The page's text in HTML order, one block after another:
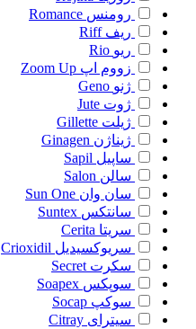
رومنس Romance
ریف Riff
ریو Rio
زووم اپ Zoom Up
ژنو Geno
ژوت Jute
ژیلت Gillette
ژیناژن Ginagen
ساپیل Sapil
سالن Salon
سان وان Sun One
سانتکس Suntex
سریتا Cerita
سریوکسیدیل Crioxidil
سکرت Secret
سوپکس Soapex
سوکپ Socap
سیترای Citray